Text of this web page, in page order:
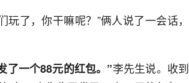
了，你干嘛呢？”俩人说了一会话，
了一个88元的红包。”李先生说。收到